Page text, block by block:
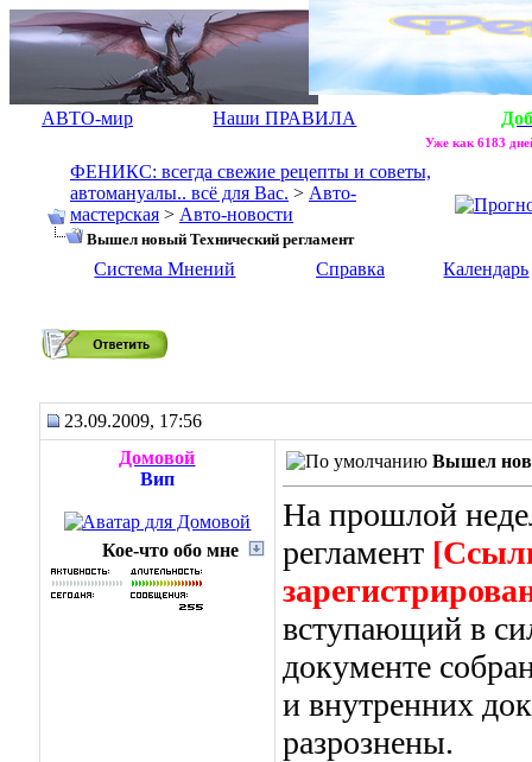
АВТО-мир Наши ПРАВИЛА
Уже как 6183
ФЕНИКС: всегда свежие рецепты и советы,
автомануалы.. всё для Вас. > Авто-
мастерская > Авто-новости
Вышел новый Технический регламент
Система Мнений Справка Календарь
23.09.2009, 17:56
Домовой
Вип
Кое-что обо мне
Вышел
На прошлой
регламент
вступающий в
документе
и внутренних
разрознены.